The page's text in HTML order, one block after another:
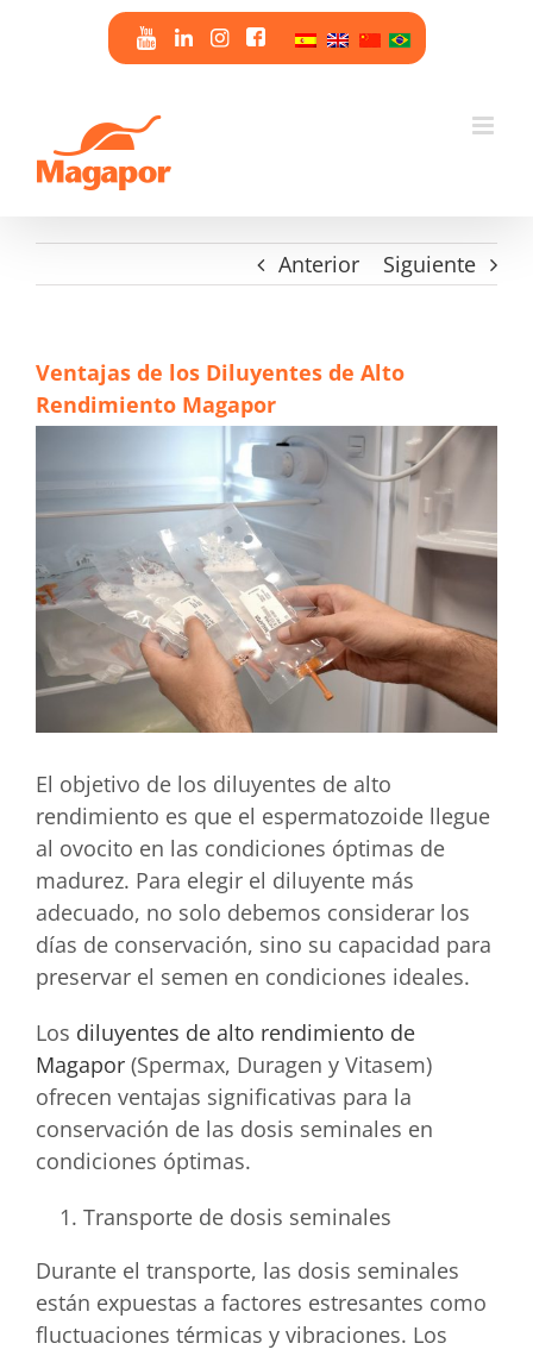
Anterior Siguiente
Ventajas de los Diluyentes de Alto
Rendimiento Magapor
El objetivo de los diluyentes de alto
rendimiento es que el espermatozoide llegue
al ovocito en las condiciones óptimas de
madurez. Para elegir el diluyente más
adecuado, no solo debemos considerar los
días de conservación, sino su capacidad para
preservar el semen en condiciones ideales.
Los diluyentes de alto rendimiento de
Magapor (Spermax, Duragen y Vitasem)
ofrecen ventajas significativas para la
conservación de las dosis seminales en
condiciones óptimas.
Transporte de dosis seminales
Durante el transporte, las dosis seminales
están expuestas a factores estresantes como
fluctuaciones térmicas y vibraciones. Los